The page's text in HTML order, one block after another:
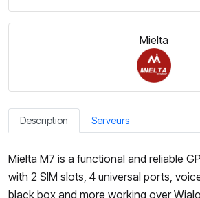
Mielta
Description Serveurs
Mielta M7 is a functional and reliable
with 2 SIM slots, 4 universal ports,
black box and more working over